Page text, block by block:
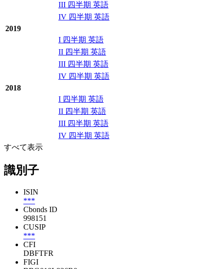
III 四半期 英語
IV 四半期 英語
2019
I 四半期 英語
II 四半期 英語
III 四半期 英語
IV 四半期 英語
2018
I 四半期 英語
II 四半期 英語
III 四半期 英語
IV 四半期 英語
すべて表示
識別子
ISIN
***
Cbonds ID
998151
CUSIP
***
CFI
DBFTFR
FIGI